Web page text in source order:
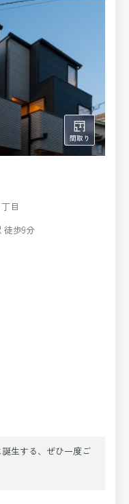
目
徒歩9分
生する、ぜひ一度ご